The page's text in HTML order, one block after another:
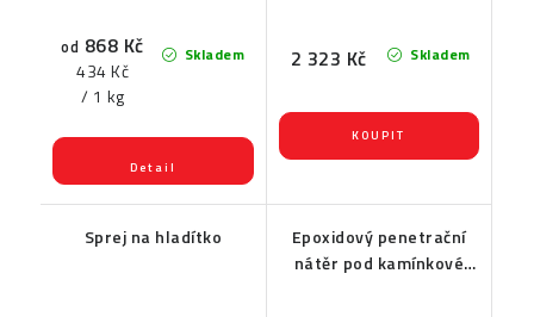
Skladem
od 868 Kč
Měrná
cena:
434 Kč
/ 1 kg
Skladem
2 323 Kč
Sprej na hladítko
Epoxidový penetrační
nátěr pod kamínkové